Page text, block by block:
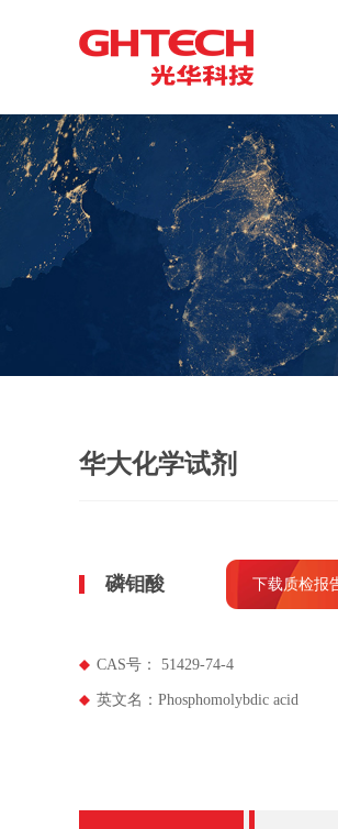
华大化学试剂
磷钼酸 下载质检报
CAS号： 51429-74-4
英文名：Phosphomolybdic acid